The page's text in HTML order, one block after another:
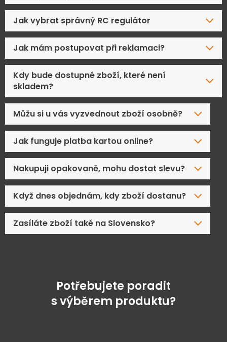
Jak vybrat správný RC regulátor
Jak mám postupovat při reklamaci?
Kdy bude dostupné zboží, které není
skladem?
Můžu si u vás vyzvednout zboží osobně?
Jak funguje platba kartou online?
Nakupuji opakovaně, mohu dostat slevu?
Když dnes objednám, kdy zboží dostanu?
Zasíláte zboží také na Slovensko?
Potřebujete poradit
s výběrem produktu?